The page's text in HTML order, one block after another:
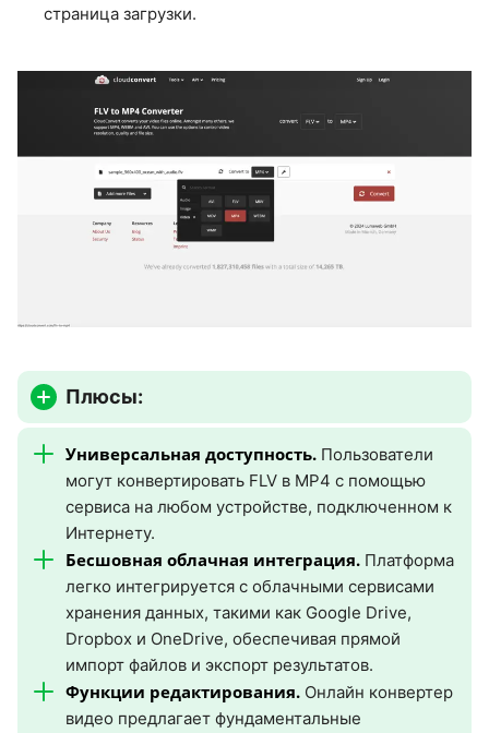
страница загрузки.
Плюсы:
Универсальная доступность. Пользователи
могут конвертировать FLV в MP4 с помощью
сервиса на любом устройстве, подключенном к
Интернету.
Бесшовная облачная интеграция. Платформа
легко интегрируется с облачными сервисами
хранения данных, такими как Google Drive,
Dropbox и OneDrive, обеспечивая прямой
импорт файлов и экспорт результатов.
Функции редактирования. Онлайн конвертер
видео предлагает фундаментальные